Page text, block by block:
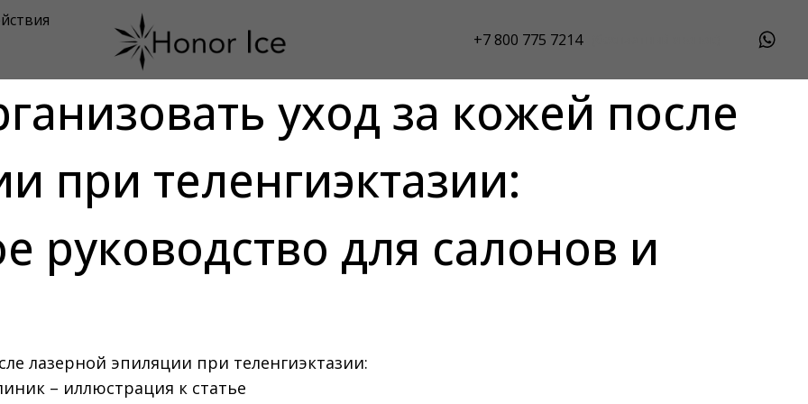
+7 800 775 7214
уход за кожей после
при теленгиэктазии:
руководство для салонов и